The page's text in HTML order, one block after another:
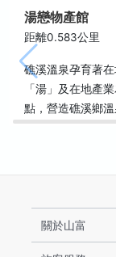
湯戀物產館
距離0.583公里
礁溪溫泉孕育著
「湯」及在地產
點，營造礁溪鄉
關於山富